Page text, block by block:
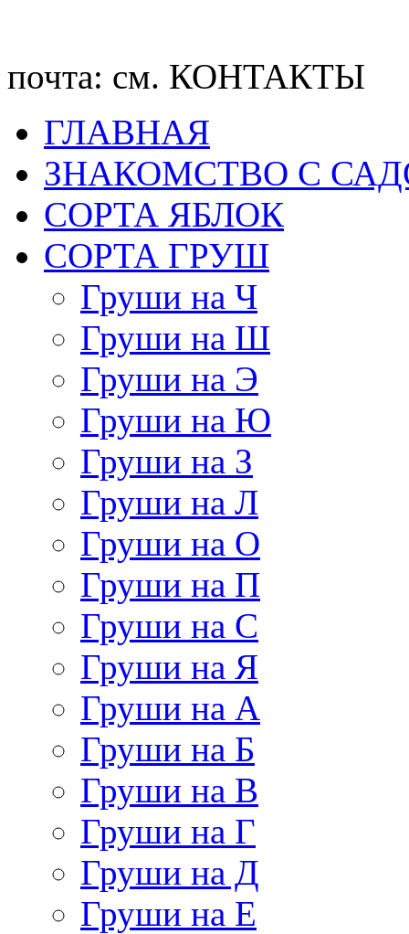
почта: см. КОНТАКТЫ
ГЛАВНАЯ
ЗНАКОМСТВО С
CОРТА ЯБЛОК
СОРТА ГРУШ
Груши на Ч
Груши на Ш
Груши на Э
Груши на Ю
Груши на З
Груши на Л
Груши на О
Груши на П
Груши на С
Груши на Я
Груши на А
Груши на Б
Груши на В
Груши на Г
Груши на Д
Груши на Е